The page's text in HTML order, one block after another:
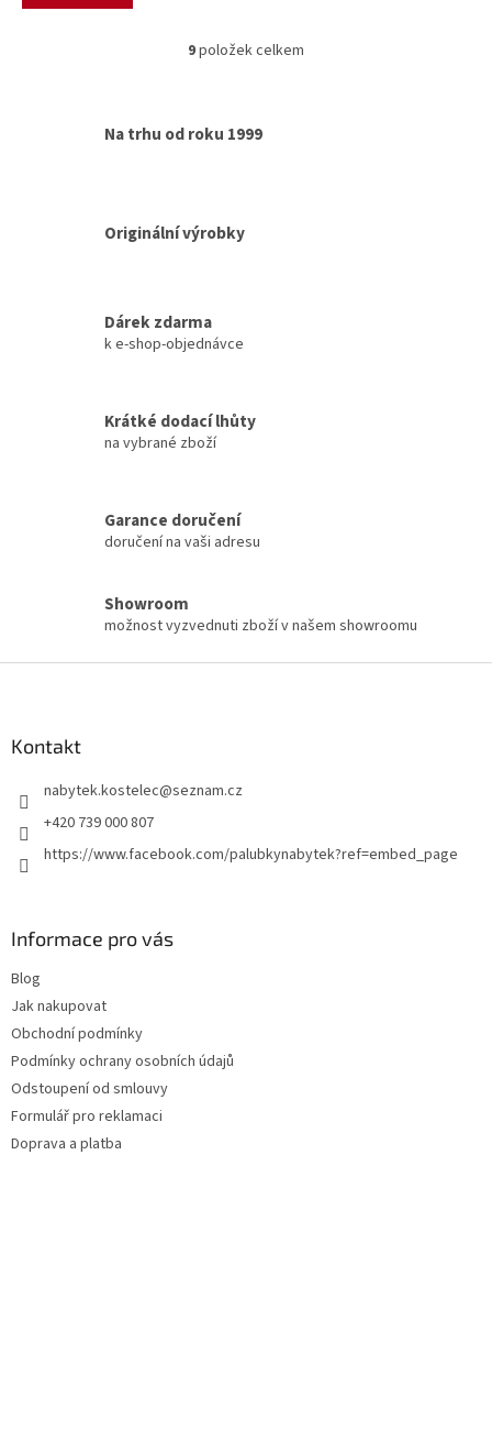
O
d
p
s
u
9položek celkem
Na trhu od roku 1999
Originální výrobky
Dárek zdarma
k e-shop-objednávce
Krátké dodací lhůty
na vybrané zboží
Garance doručení
doručení na vaši adresu
Showroom
možnost vyzvednuti zboží v našem showroomu
Kontakt
nabytek.kostelec@seznam.cz
+420 739 000 807
https://www.facebook.com/palubkynabytek?ref=embed_page
Informace pro vás
Blog
Jak nakupovat
Obchodní podmínky
Podmínky ochrany osobních údajů
Odstoupení od smlouvy
Formulář pro reklamaci
Doprava a platba